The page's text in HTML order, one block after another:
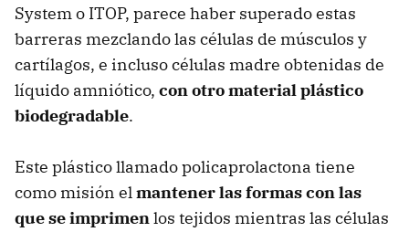
System o ITOP, parece haber superado estas
barreras mezclando las células de músculos y
cartílagos, e incluso células madre obtenidas de
líquido amniótico, con otro material plástico
biodegradable.
Este plástico llamado policaprolactona tiene
como misión elmantener las formas con las
que se imprimenlos tejidos mientras las células